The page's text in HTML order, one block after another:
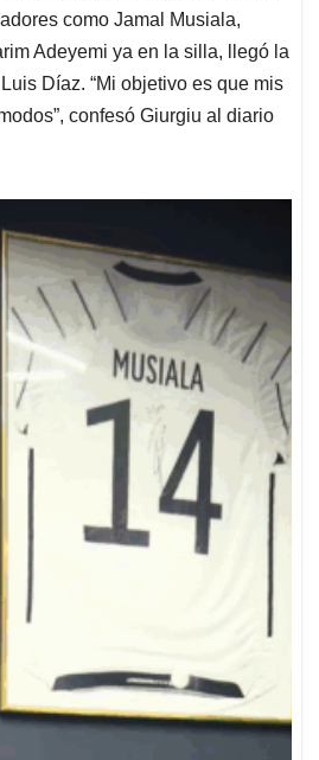
como Jamal Musiala,
Adeyemi ya en la silla, llegó la
Díaz. “Mi objetivo es que mis
confesó Giurgiu al diario